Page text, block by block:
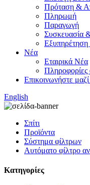
Πρόταση &
Πληρωμή
Παραγωγή
Συσκευασία
Νέα
Εταιρικά Νέα
Πληροφορίες
Επικοινωνήστε
English
Σπίτι
Προϊόντα
Σύστημα φίλτρων
Αυτόματο φίλτρο
Κατηγορίες